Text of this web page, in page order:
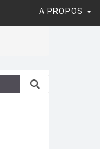
A PROPOS